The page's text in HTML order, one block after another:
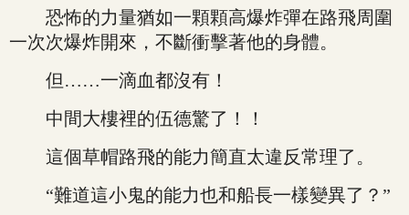
恐怖的力量猶如一顆顆高爆炸彈在路飛周圍
一次次爆炸開來，不斷衝擊著他的身體。
但……一滴血都沒有！
中間大樓裡的伍德驚了！！
這個草帽路飛的能力簡直太違反常理了。
“難道這小鬼的能力也和船長一樣變異了？”